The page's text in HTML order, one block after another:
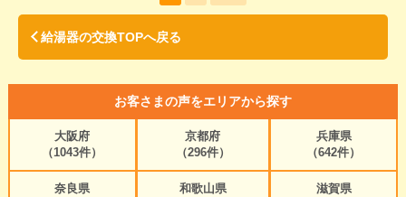
給湯器の交換TOPへ戻る
お客さまの声をエリアから探す
大阪府
（1043件）
京都府
（296件）
兵庫県
（642件）
奈良県
和歌山県
滋賀県